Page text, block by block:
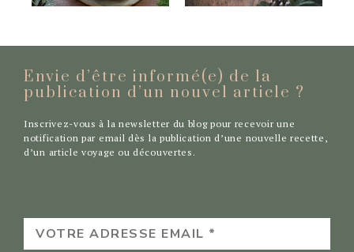
Envie d’être informé(e) de la
publication d’un nouvel article ?
Inscrivez-vous à la newsletter du blog pour recevoir une
notification par email dès la publication d’une nouvelle recette,
d’un article voyage ou découvertes.
ADRESSE